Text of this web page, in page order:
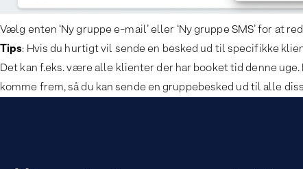
Vælg enten ‘Ny gruppe e-mail’ eller ‘Ny gruppe SMS’ for at
Tips: Hvis du hurtigt vil sende en besked ud til specifikke
Det kan f.eks. være alle klienter der har booket tid denne
komme frem, så du kan sende en gruppebesked ud til alle